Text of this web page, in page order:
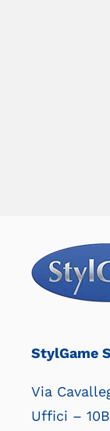
StylGame
Via
Uffici –